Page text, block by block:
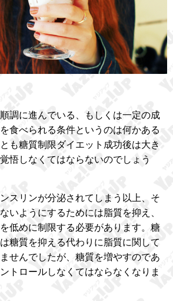
調に進んでいる、もしくは一定の成
食べられる条件というのは何かある
も糖質制限ダイエット成功後は大き
悟しなくてはならないのでしょう
スリンが分泌されてしまう以上、そ
いようにするためには脂質を抑え、
低めに制限する必要があります。糖
糖質を抑える代わりに脂質に関して
せんでしたが、糖質を増やすのであ
トロールしなくてはならなくなりま